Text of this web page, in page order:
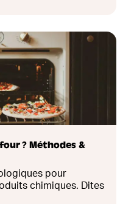
? Méthodes &
pour
chimiques. Dites